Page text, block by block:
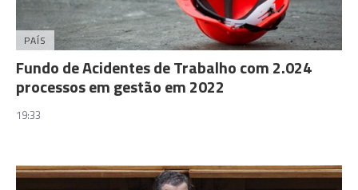
PAÍS
Fundo de Acidentes de Trabalho com 2.024
processos em gestão em 2022
19:33